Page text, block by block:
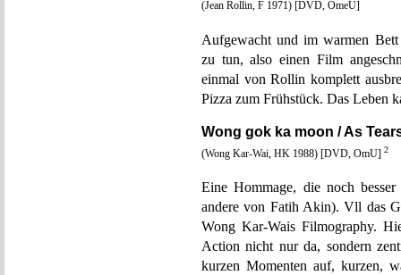
(Jean Rollin, F 1971) [DVD, OmeU]
Aufgewacht und im warmen
zu tun, also einen Film
einmal von Rollin komplett
Pizza zum Frühstück. Das Leben
Wong gok ka moon / As
(Wong Kar-Wai, HK 1988) [DVD, OmU] 2
Eine Hommage, die noch
andere von Fatih Akin). Vll das
Wong Kar-Wais Filmography.
Action nicht nur da, sondern
kurzen Momenten auf, kurzen,